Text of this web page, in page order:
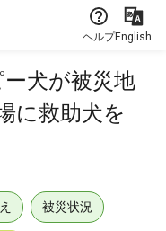
ヘルプEnglish
ー犬が被災地
に救助犬を
被災状況